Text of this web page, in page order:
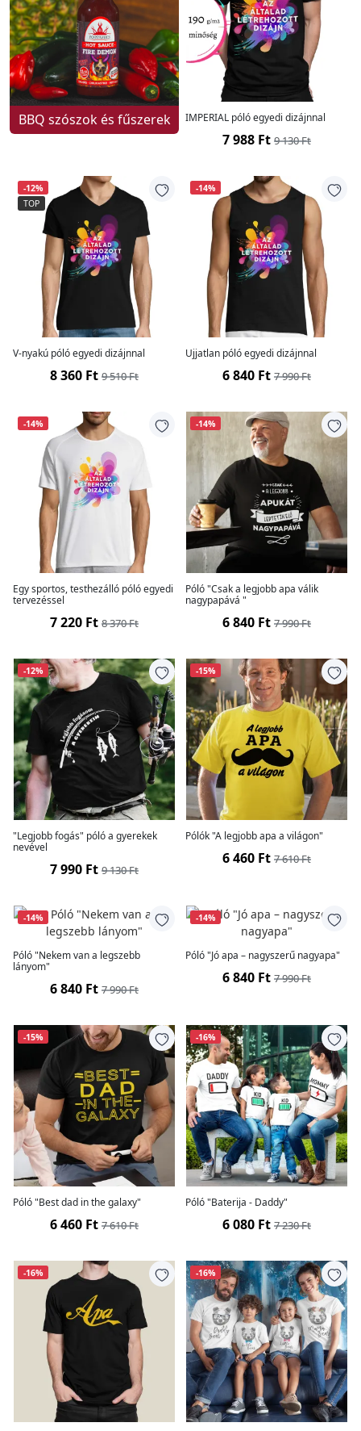
BBQ szószok és fűszerek IMPERIAL póló egyedi dizájnnal
7 988 Ft 9 130 Ft
-12%
TOP
V-nyakú póló egyedi dizájnnal
8 360 Ft 9 510 Ft
-14%
Ujjatlan póló egyedi dizájnnal
6 840 Ft 7 990 Ft
-14%
Egy sportos, testhezálló póló egyedi
tervezéssel
7 220 Ft 8 370 Ft
-14%
Póló "Csak a legjobb apa válik
nagypapává "
6 840 Ft 7 990 Ft
-12%
"Legjobb fogás" póló a gyerekek
nevével
7 990 Ft 9 130 Ft
-15%
Pólók "A legjobb apa a világon"
6 460 Ft 7 610 Ft
-14%
Póló "Nekem van a legszebb
lányom"
6 840 Ft 7 990 Ft
-14%
Póló "Jó apa – nagyszerű nagyapa"
6 840 Ft 7 990 Ft
-15%
Póló "Best dad in the galaxy"
6 460 Ft 7 610 Ft
-16%
Póló "Baterija - Daddy"
6 080 Ft 7 230 Ft
-16% -16%